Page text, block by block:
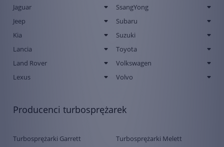
Jaguar
Jeep
Kia
Lancia
Land Rover
Lexus
SsangYong
Subaru
Suzuki
Toyota
Volkswagen
Volvo
Producenci turbosprężarek
Turbosprężarki Garrett
Turbosprężarki Melett